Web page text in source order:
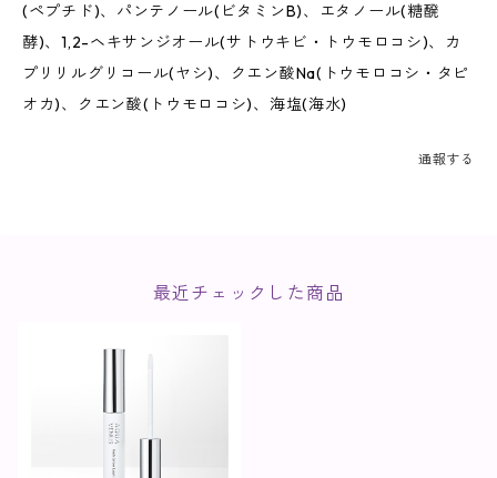
(ペプチド)、パンテノール(ビタミンB)、エタノール(糖醗
酵)、1,2-ヘキサンジオール(サトウキビ・トウモロコシ)、カ
プリリルグリコール(ヤシ)、クエン酸Na(トウモロコシ・タピ
オカ)、クエン酸(トウモロコシ)、海塩(海水)
通報する
最近チェックした商品